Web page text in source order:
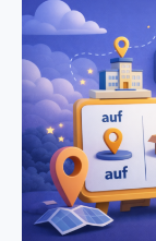
Präpositionen
–
Einfach
erklärt
für
Schüler